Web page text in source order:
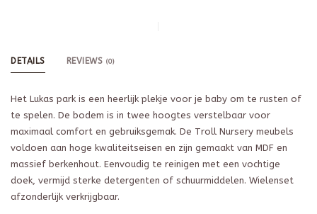
DETAILS REVIEWS (0)
Het Lukas park is een heerlijk plekje voor je baby om te rusten of
te spelen. De bodem is in twee hoogtes verstelbaar voor
maximaal comfort en gebruiksgemak. De Troll Nursery meubels
voldoen aan hoge kwaliteitseisen en zijn gemaakt van MDF en
massief berkenhout. Eenvoudig te reinigen met een vochtige
doek, vermijd sterke detergenten of schuurmiddelen. Wielenset
afzonderlijk verkrijgbaar.